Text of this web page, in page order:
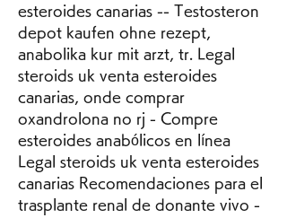
esteroides canarias -- Testosteron
depot kaufen ohne rezept,
anabolika kur mit arzt, tr. Legal
steroids uk venta esteroides
canarias, onde comprar
oxandrolona no rj - Compre
esteroides anabólicos en línea
Legal steroids uk venta esteroides
canarias Recomendaciones para el
trasplante renal de donante vivo -